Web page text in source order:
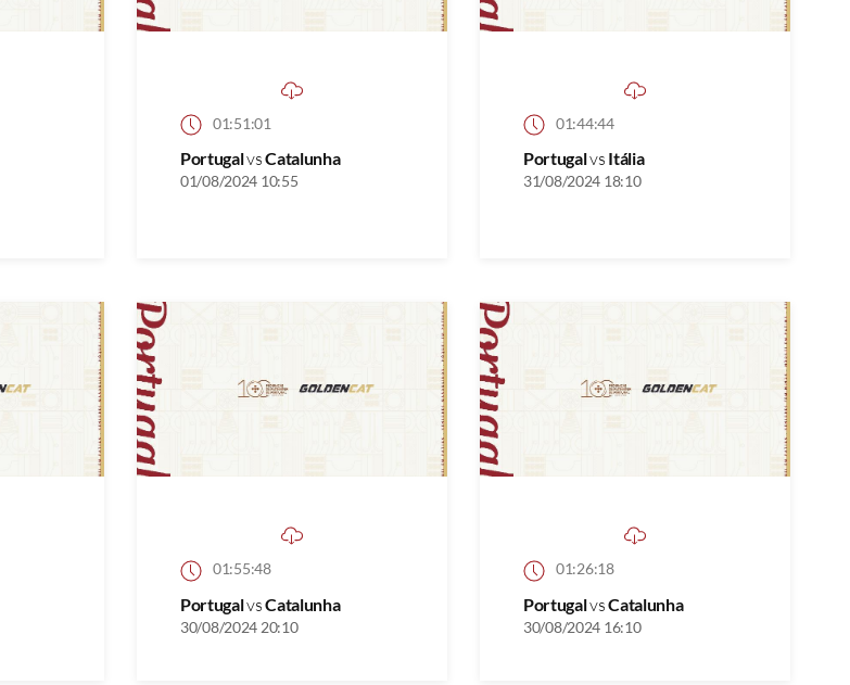
01:51:01
PortugalvsCatalunha
01/08/2024 10:55
01:44:44
Portugalvs Itália
31/08/2024 18:10
01:55:48
PortugalvsCatalunha
30/08/2024 20:10
01:26:18
PortugalvsCatalunha
30/08/2024 16:10